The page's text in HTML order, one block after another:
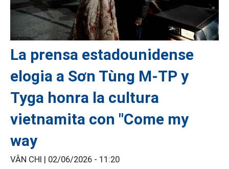
La prensa estadounidense
elogia a Sơn Tùng M-TP y
Tyga honra la cultura
vietnamita con "Come my
way
VÂN CHI | 02/06/2026 - 11:20